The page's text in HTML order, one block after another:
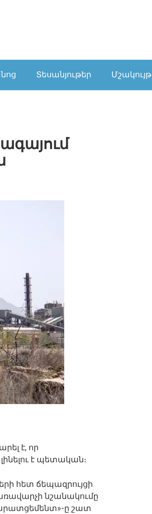
Տեսանյութեր Մշակույթ
է, որ
է պետական։
հետ ճեպազրույցի
նշանակումը
ը շատ